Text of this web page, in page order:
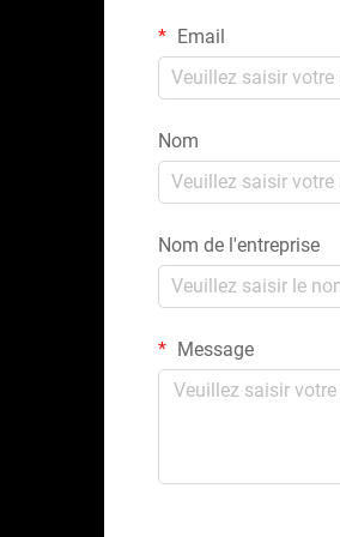
Email
Nom
Nom de l'entreprise
Message